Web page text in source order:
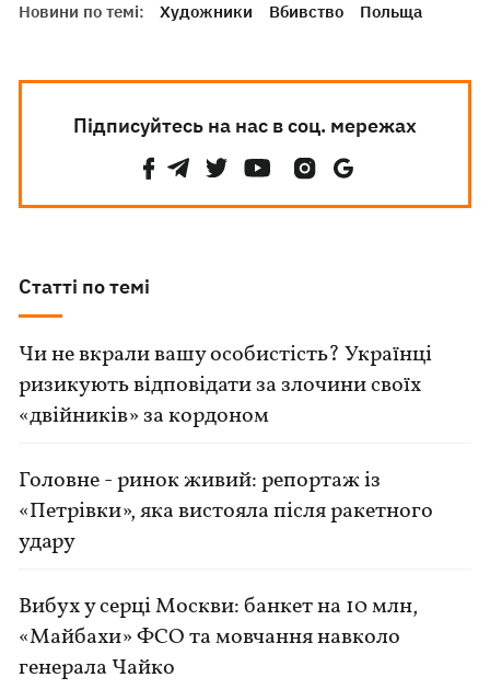
Новини по темі: Художники Вбивство Польща
Підписуйтесь на нас в соц. мережах
Статті по темі
Чи не вкрали вашу особистість? Українці
ризикують відповідати за злочини своїх
«двійників» за кордоном
Головне - ринок живий: репортаж із
«Петрівки», яка вистояла після ракетного
удару
Вибух у серці Москви: банкет на 10 млн,
«Майбахи» ФСО та мовчання навколо
генерала Чайко